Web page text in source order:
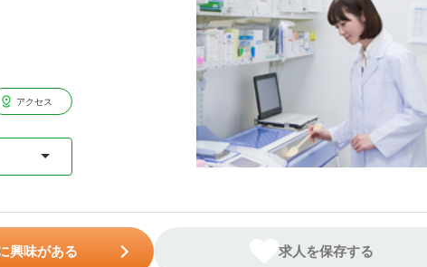
アクセス
興味がある 求人を保存する